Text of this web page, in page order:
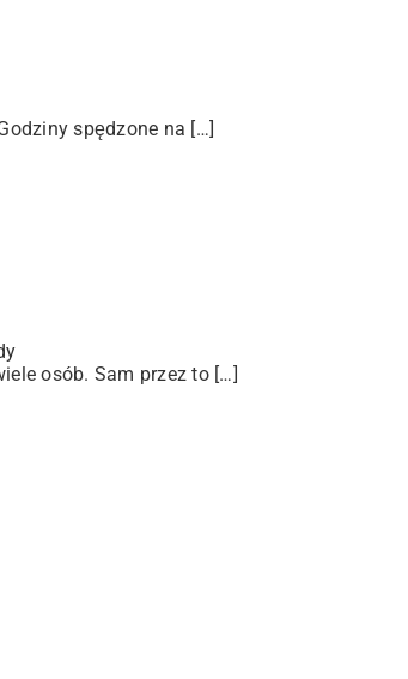
spędzone na […]
osób. Sam przez to […]